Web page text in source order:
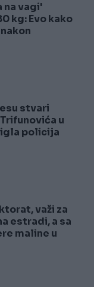
na vagi'
kg: Evo kako
stvari
u
policija
važi za
estradi, a sa
maline u